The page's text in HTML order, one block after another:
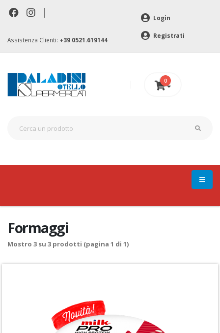
|
Assistenza Clienti: +39 0521.619144
Login
Registrati
0
Formaggi
Mostro 3 su 3 prodotti (pagina 1 di 1)